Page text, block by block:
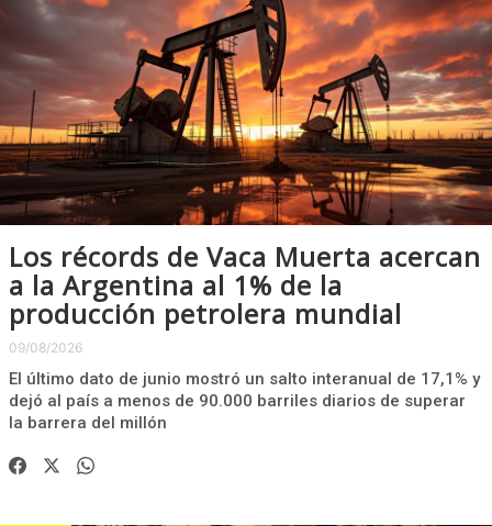
Los récords de Vaca Muerta acercan
a la Argentina al 1% de la
producción petrolera mundial
09/08/2026
El último dato de junio mostró un salto interanual de 17,1% y
dejó al país a menos de 90.000 barriles diarios de superar
la barrera del millón